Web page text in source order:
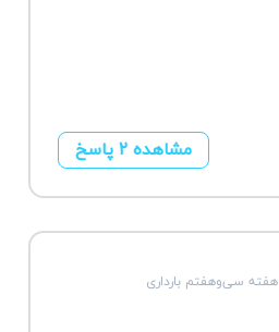
مشاهده ۲ پاسخ
هفته سی‌وهفتم بارداری